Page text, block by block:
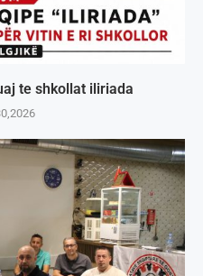
te shkollat iliriada